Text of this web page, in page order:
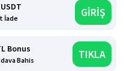
İade GİRİŞ
Bonus
Bahis TIKLA